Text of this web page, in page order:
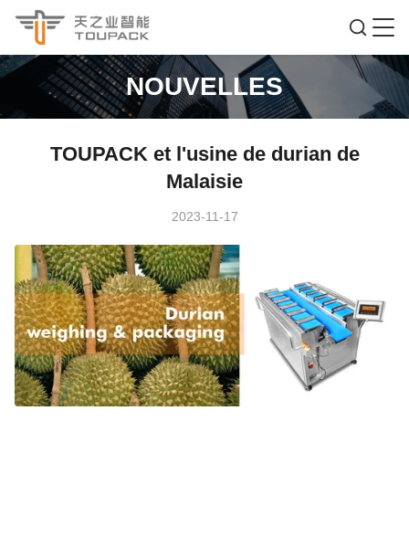
NOUVELLES
TOUPACK et l'usine de durian de
Malaisie
2023-11-17